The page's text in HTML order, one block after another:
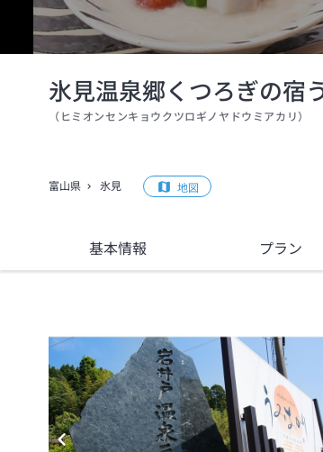
氷見温泉郷くつろぎの宿
（ ヒミオンセンキョウクツロギノヤドウミアカリ ）
富山県 氷見 地図
基本情報 プラン